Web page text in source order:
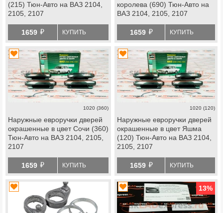
(215) Тюн-Авто на ВАЗ 2104,
2105, 2107
1659 й КУПИТЬ
королева (690) Тюн-Авто на
ВАЗ 2104, 2105, 2107
1659 й КУПИТЬ
1020 (360)
Наружные евроручки дверей
окрашенные в цвет Сочи (360)
Тюн-Авто на ВАЗ 2104, 2105,
2107
1659 й КУПИТЬ
1020 (120)
Наружные евроручки дверей
окрашенные в цвет Яшма
(120) Тюн-Авто на ВАЗ 2104,
2105, 2107
1659 й КУПИТЬ
13%